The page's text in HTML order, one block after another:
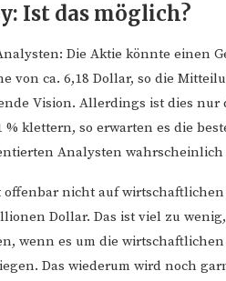
Ist das möglich?
Die Aktie könnte einen
von ca. 6,18 Dollar, so die
Vision. Allerdings ist dies
klettern, so erwarten es die
Analysten
offenbar nicht auf
Dollar. Das ist viel zu
wenn es um die
Das wiederum wird noch